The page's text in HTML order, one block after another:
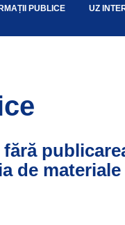
PUBLICE UZ
de